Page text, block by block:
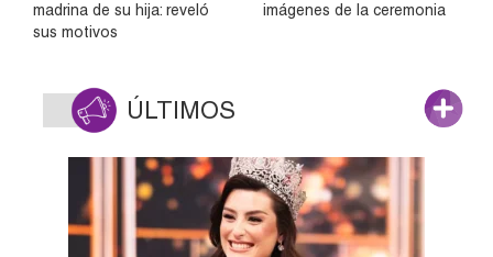
madrina de su hija: reveló
sus motivos
imágenes de la ceremonia
ÚLTIMOS